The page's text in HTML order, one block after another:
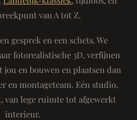
van A tot Z.
gesprek en een schets. We
fotorealistische 3D, verfijnen
jou en bouwen en plaatsen dan
en montageteam. Eén studio,
van lege ruimte tot afgewerkt
interieur.